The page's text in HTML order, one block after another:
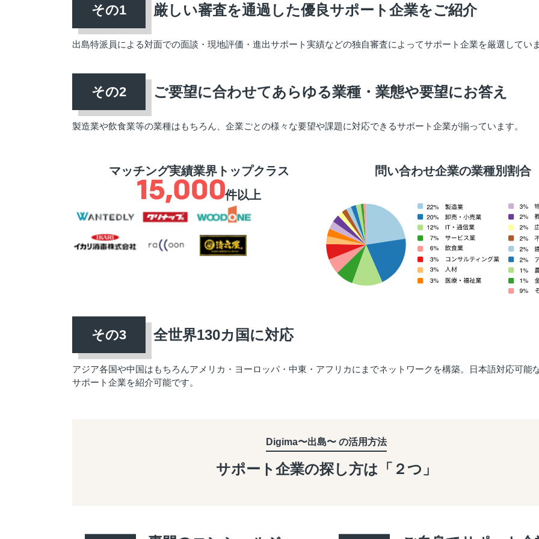
厳しい審査を通過した優良サポート企業をご紹介
出島特派員による対面での面談・現地評価・進出サポート実績などの独自審査によってサポート企業を厳選してい
ご要望に合わせてあらゆる業種・業態や要望にお答え
製造業や飲食業等の業種はもちろん、企業ごとの様々な要望や課題に対応できるサポート企業が揃っています。
マッチング実績業界トップクラス
件以上
問い合わせ企業の業種別割合
全世界130カ国に対応
アジア各国や中国はもちろんアメリカ・ヨーロッパ・中東・アフリカにまでネットワークを構築。日本語対応可能
サポート企業を紹介可能です。
Digima〜出島〜 の活用方法
サポート企業の探し方は「２つ」